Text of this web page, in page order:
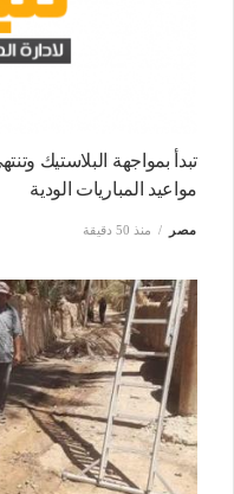
تبدأ بمواجهة البلاستيك
مواعيد المباريات الودية
مصر منذ 50 دقيقة